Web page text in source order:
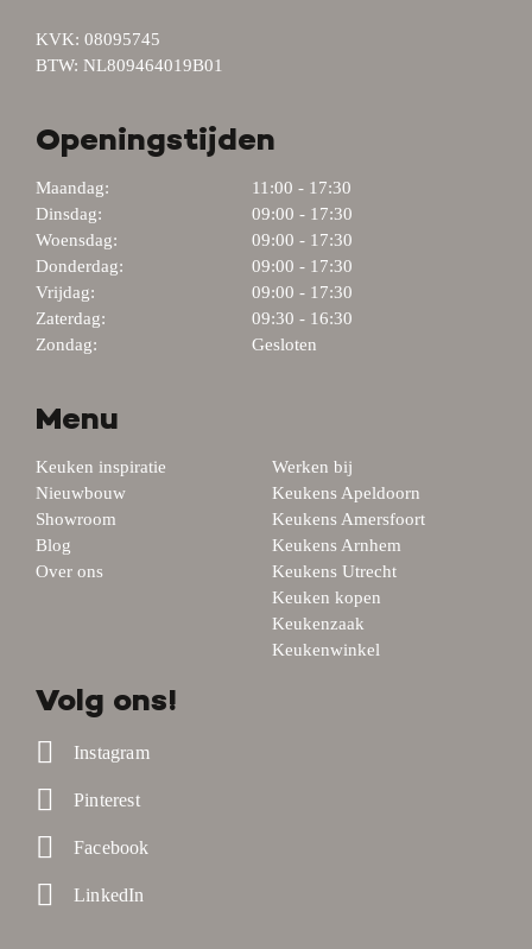
KVK: 08095745
BTW: NL809464019B01
Openingstijden
Maandag:
11:00 - 17:30
Dinsdag:
09:00 - 17:30
Woensdag:
09:00 - 17:30
Donderdag:
09:00 - 17:30
Vrijdag:
09:00 - 17:30
Zaterdag:
09:30 - 16:30
Zondag:
Gesloten
Menu
Keuken inspiratie
Nieuwbouw
Showroom
Blog
Over ons
Werken bij
Keukens Apeldoorn
Keukens Amersfoort
Keukens Arnhem
Keukens Utrecht
Keuken kopen
Keukenzaak
Keukenwinkel
Volg ons!
Instagram
Pinterest
Facebook
LinkedIn